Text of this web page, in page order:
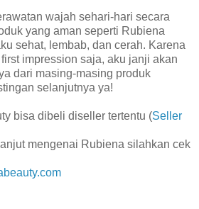
wajah sehari-hari secara
yang aman seperti Rubiena
sehat, lembab, dan cerah. Karena
impression saja, aku janji akan
dari masing-masing produk
selanjutnya ya!
bisa dibeli diseller tertentu (Seller
mengenai Rubiena silahkan cek